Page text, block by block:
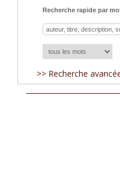
Recherche rapide par
>> Recherche